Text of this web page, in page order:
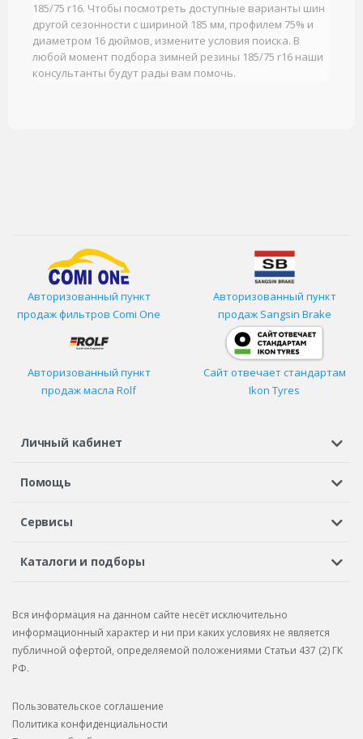
185/75 r16. Чтобы посмотреть доступные варианты шин
другой сезонности с шириной 185 мм, профилем 75% и
диаметром 16 дюймов, измените условия поиска. В
любой момент подбора зимней резины 185/75 r16 наши
консультанты будут рады вам помочь.
Авторизованный пункт
продаж фильтров Comi One
Авторизованный пункт
продаж Sangsin Brake
Авторизованный пункт
продаж масла Rolf
Сайт отвечает стандартам
Ikon Tyres
Личный кабинет
Регистрация или вход
Помощь
Шины в кредит
Сервисы
Автосервисы
Бонусная программа
Рекламации по услугам
Каталоги и подборы
Подбор запчастей
Каталог запчастей
Вся информация на данном сайте несёт исключительно
информационный характер и ни при каких условиях не является
публичной офертой, определяемой положениями Статьи 437 (2) ГК
РФ.
Пользовательское соглашение
Политика конфиденциальности